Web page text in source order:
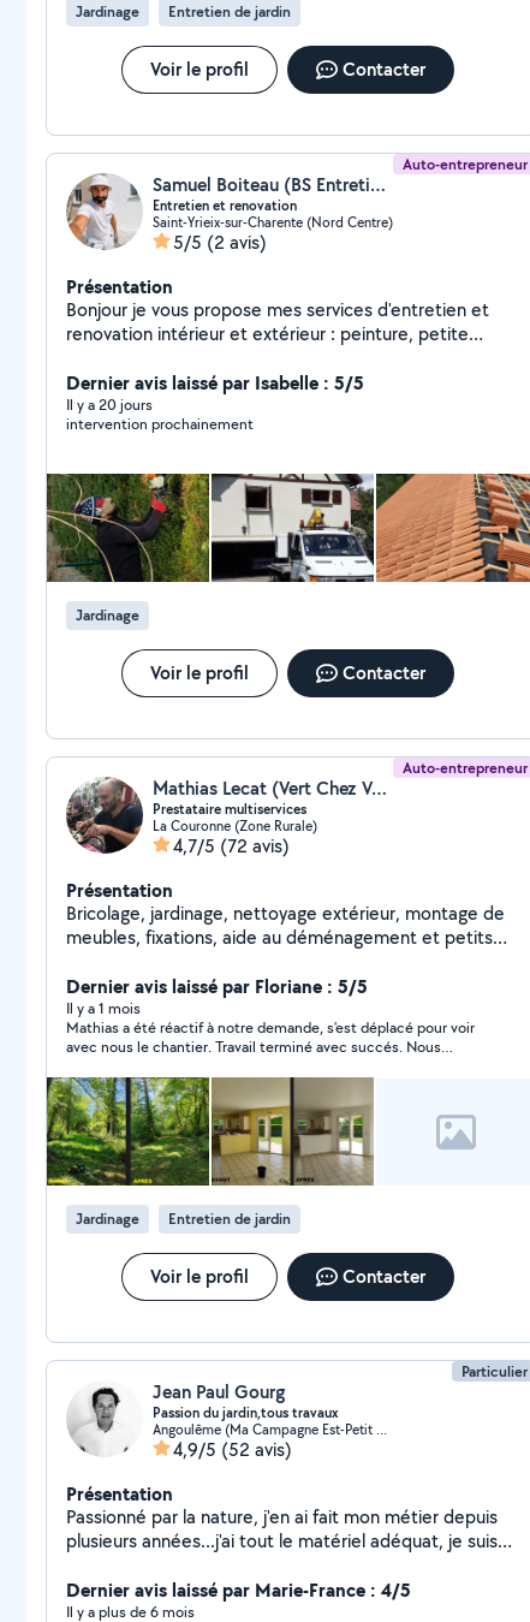
Jardinage Entretien de jardin
Voir le profil Contacter
Auto-entrepreneur
Samuel Boiteau (BS Entretien rénovation)
Entretien et renovation
Saint-Yrieix-sur-Charente (Nord Centre)
5/5 (2 avis)
Présentation
Bonjour je vous propose mes services d'entretien et
renovation intérieur et extérieur : peinture, petite
réparation des gouttière, réparation murette et
peinture grille fer forgé ..... travaux propre et soigné
merci
Dernier avis laissé par Isabelle : 5/5
Il y a 20 jours
intervention prochainement
Jardinage
Voir le profil Contacter
Auto-entrepreneur
Mathias Lecat (Vert Chez Vous)
Prestataire multiservices
La Couronne (Zone Rurale)
4,7/5 (72 avis)
Présentation
Bricolage, jardinage, nettoyage extérieur, montage de
meubles, fixations, aide au déménagement et petits
Dernier avis laissé par Floriane : 5/5
Il y a 1 mois
Mathias a été réactif à notre demande, s'est déplacé pour voir
avec nous le chantier. Travail terminé avec succés. Nous
petits travaux.
Jardinage Entretien de jardin
Voir le profil Contacter
Particulier
Jean Paul Gourg
Passion du jardin,tous travaux
Angoulême (Ma Campagne Est-Petit Fresquet)
4,9/5 (52 avis)
Présentation
Passionné par la nature, j'en ai fait mon métier depuis
plusieurs années...j'ai tout le matériel adéquat, je suis
par ma curiosité.débarras de garage, maison, grenier
etc. Ouvert a toute demande.
Dernier avis laissé par Marie-France : 4/5
Il y a plus de 6 mois